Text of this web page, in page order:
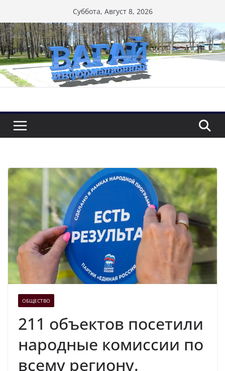
к
содержимому
Суббота, Август 8, 2026
ОБЩЕСТВО
211 объектов посетили
народные комиссии по
всему региону.